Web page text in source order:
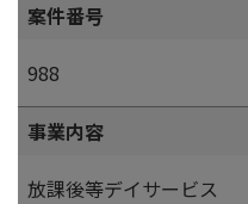
案件番号
988
事業内容
放課後等デイサービス